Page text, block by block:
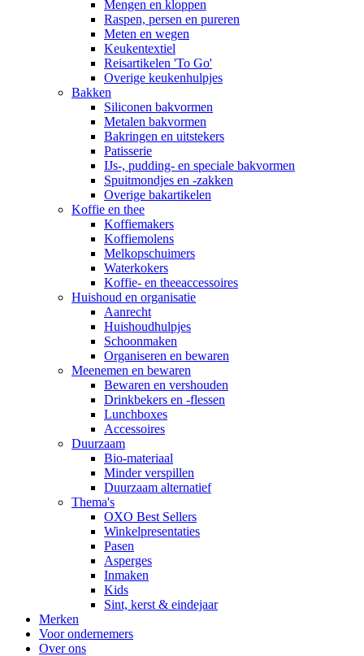
Mengen en kloppen
Raspen, persen en pureren
Meten en wegen
Keukentextiel
Reisartikelen 'To Go'
Overige keukenhulpjes
Bakken
Siliconen bakvormen
Metalen bakvormen
Bakringen en uitstekers
Patisserie
IJs-, pudding- en speciale bakvormen
Spuitmondjes en -zakken
Overige bakartikelen
Koffie en thee
Koffiemakers
Koffiemolens
Melkopschuimers
Waterkokers
Koffie- en theeaccessoires
Huishoud en organisatie
Aanrecht
Huishoudhulpjes
Schoonmaken
Organiseren en bewaren
Meenemen en bewaren
Bewaren en vershouden
Drinkbekers en -flessen
Lunchboxes
Accessoires
Duurzaam
Bio-materiaal
Minder verspillen
Duurzaam alternatief
Thema's
OXO Best Sellers
Winkelpresentaties
Pasen
Asperges
Inmaken
Kids
Sint, kerst & eindejaar
Merken
Voor ondernemers
Over ons